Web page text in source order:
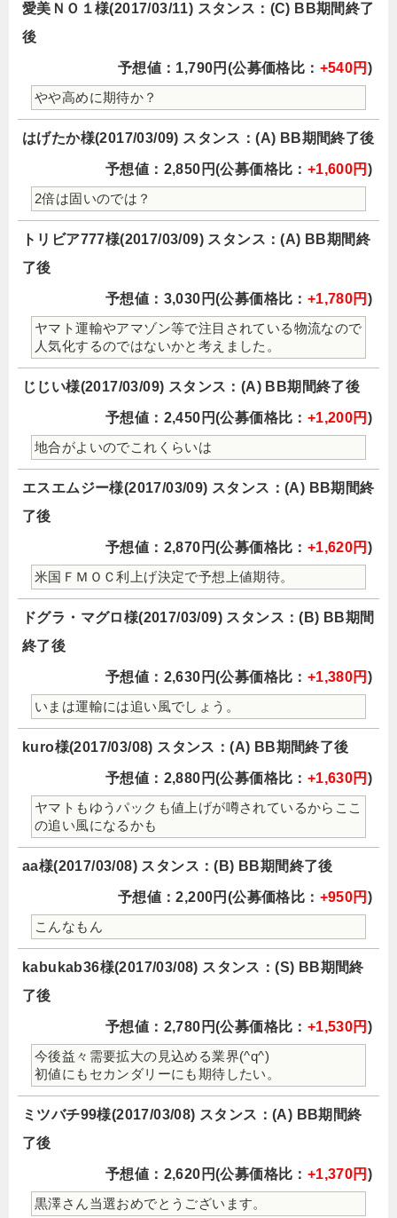
愛美ＮＯ１様(2017/03/11) スタンス：(C) BB期間終了
後
予想値：1,790円(公募価格比： +540円 )
やや高めに期待か？
はげたか様(2017/03/09) スタンス：(A) BB期間終了後
予想値：2,850円(公募価格比： +1,600円 )
2倍は固いのでは？
トリビア777様(2017/03/09) スタンス：(A) BB期間終
了後
予想値：3,030円(公募価格比： +1,780円 )
ヤマト運輸やアマゾン等で注目されている物流なので
人気化するのではないかと考えました。
じじい様(2017/03/09) スタンス：(A) BB期間終了後
予想値：2,450円(公募価格比： +1,200円 )
地合がよいのでこれくらいは
エスエムジー様(2017/03/09) スタンス：(A) BB期間終
了後
予想値：2,870円(公募価格比： +1,620円 )
米国ＦＭＯＣ利上げ決定で予想上値期待。
ドグラ・マグロ様(2017/03/09) スタンス：(B) BB期間
終了後
予想値：2,630円(公募価格比： +1,380円 )
いまは運輸には追い風でしょう。
kuro様(2017/03/08) スタンス：(A) BB期間終了後
予想値：2,880円(公募価格比： +1,630円 )
ヤマトもゆうパックも値上げが噂されているからここ
の追い風になるかも
aa様(2017/03/08) スタンス：(B) BB期間終了後
予想値：2,200円(公募価格比： +950円 )
こんなもん
kabukab36様(2017/03/08) スタンス：(S) BB期間終
了後
予想値：2,780円(公募価格比： +1,530円 )
今後益々需要拡大の見込める業界(^q^)
初値にもセカンダリーにも期待したい。
ミツバチ99様(2017/03/08) スタンス：(A) BB期間終
了後
予想値：2,620円(公募価格比： +1,370円 )
黒澤さん当選おめでとうございます。